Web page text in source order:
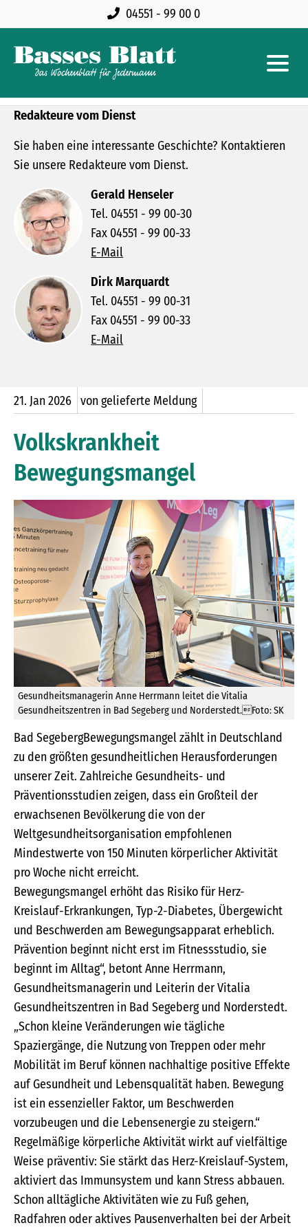
04551 - 99 00 0
Redakteure vom Dienst
Sie haben eine interessante Geschichte? Kontaktieren
Sie unsere Redakteure vom Dienst.
Gerald Henseler
Tel. 04551 - 99 00-30
Fax 04551 - 99 00-33
E-Mail
Dirk Marquardt
Tel. 04551 - 99 00-31
Fax 04551 - 99 00-33
E-Mail
21. Jan2026 von gelieferte Meldung
Volkskrankheit
Bewegungsmangel
Gesundheitsmanagerin Anne Herrmann leitet die Vitalia
Gesundheitszentren in Bad Segeberg und Norderstedt.Foto: SK
Bad SegebergBewegungsmangel zählt in Deutschland
zu den größten gesundheitlichen Herausforderungen
unserer Zeit. Zahlreiche Gesundheits- und
Präventionsstudien zeigen, dass ein Großteil der
erwachsenen Bevölkerung die von der
Weltgesundheitsorganisation empfohlenen
Mindestwerte von 150 Minuten körperlicher Aktivität
pro Woche nicht erreicht.
Bewegungsmangel erhöht das Risiko für Herz-
Kreislauf-Erkrankungen, Typ-2-Diabetes, Übergewicht
und Beschwerden am Bewegungsapparat erheblich.
Prävention beginnt nicht erst im Fitnessstudio, sie
beginnt im Alltag“, betont Anne Herrmann,
Gesundheitsmanagerin und Leiterin der Vitalia
Gesundheitszentren in Bad Segeberg und Norderstedt.
„Schon kleine Veränderungen wie tägliche
Spaziergänge, die Nutzung von Treppen oder mehr
Mobilität im Beruf können nachhaltige positive Effekte
auf Gesundheit und Lebensqualität haben. Bewegung
ist ein essenzieller Faktor, um Beschwerden
vorzubeugen und die Lebensenergie zu steigern.“
Regelmäßige körperliche Aktivität wirkt auf vielfältige
Weise präventiv: Sie stärkt das Herz-Kreislauf-System,
aktiviert das Immunsystem und kann Stress abbauen.
Schon alltägliche Aktivitäten wie zu Fuß gehen,
Radfahren oder aktives Pausenverhalten bei der Arbeit